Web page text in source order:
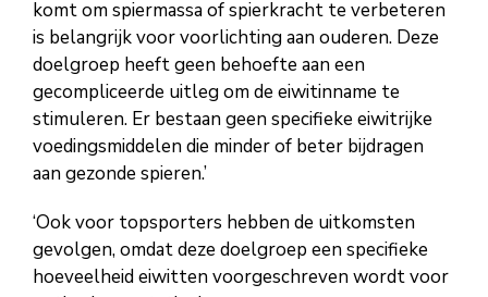
komt om spiermassa of spierkracht te verbeteren
is belangrijk voor voorlichting aan ouderen. Deze
doelgroep heeft geen behoefte aan een
gecompliceerde uitleg om de eiwitinname te
stimuleren. Er bestaan geen specifieke eiwitrijke
voedingsmiddelen die minder of beter bijdragen
aan gezonde spieren.’
‘Ook voor topsporters hebben de uitkomsten
gevolgen, omdat deze doelgroep een specifieke
hoeveelheid eiwitten voorgeschreven wordt voor